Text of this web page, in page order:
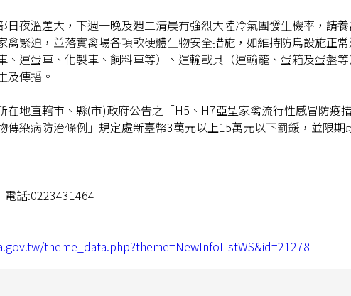
日夜溫差大，下週一晚及週二清晨有強烈大陸冷氣團發生機率，請
禽緊迫，並落實禽場各項軟硬體生物安全措施，如維持防鳥設施正
、運蛋車、化製車、飼料車等）、運輸載具（運輸籠、蛋箱及蛋盤
及傳播。
在地直轄市、縣(市)政府公告之「H5、H7亞型家禽流行性感冒防疫
傳染病防治條例」規定處新臺幣3萬元以上15萬元以下罰鍰，並限期
話:0223431464
theme_data.php?theme=NewInfoListWS&id=21278